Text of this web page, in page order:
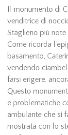
Il monumento di
venditrice di
Staglieno più
Come ricorda
basamento,
vendendo
farsi erigere,
Questo
e problematiche
ambulante che si
mostrata con lo